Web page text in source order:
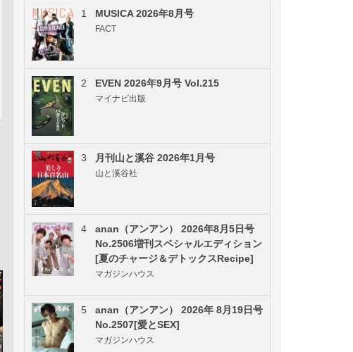
1 MUSICA 2026年8月号
FACT
2 EVEN 2026年9月号 Vol.215
マイナビ出版
3 月刊山と溪谷 2026年1月号
山と溪谷社
4
anan（アンアン） 2026年8月5日号
No.2506増刊スペシャルエディション
[夏のチャージ＆デトックスRecipe]
マガジンハウス
5
anan（アンアン） 2026年 8月19日号
No.2507[愛とSEX]
マガジンハウス